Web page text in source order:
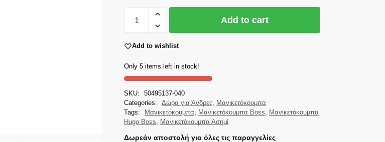
Add to cart
Add to wishlist
Only 5 items left in stock!
SKU:
50495137-040
Categories:
Δώρα για Άνδρες Μανικετόκουμπα
Tags:
Μανικετόκουμπα Μανικετόκουμπα Boss
Μανικετόκουμπα
Hugo Boss
Μανικετόκουμπα Ασημί
Δωρεάν αποστολή για όλες τις παραγγελίες